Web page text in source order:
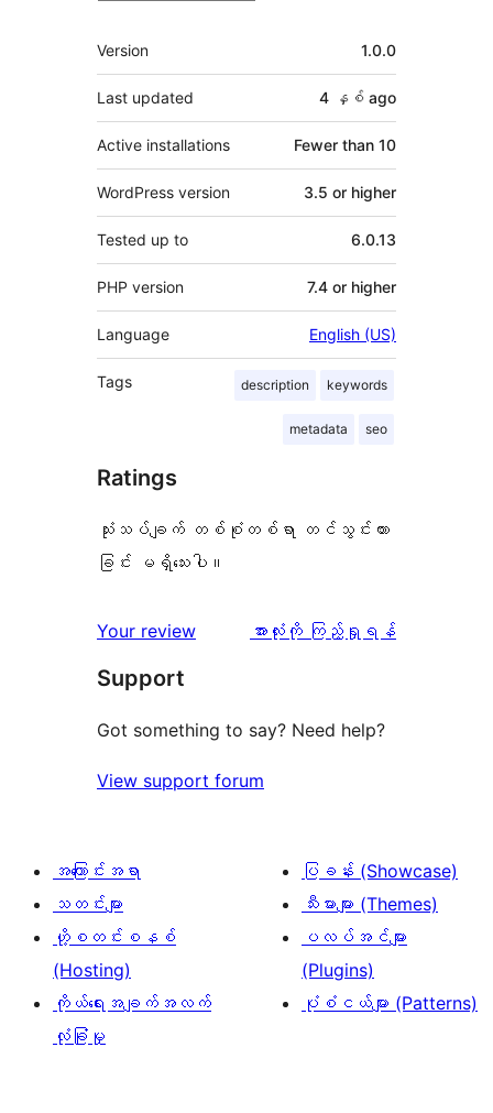
Meta
Version 1.0.0
Last updated 4 နှစ် ago
Active installations Fewer than 10
WordPress version 3.5 or higher
Tested up to 6.0.13
PHP version 7.4 or higher
Language English (US)
Tags description keywords
metadata seo
Ratings
သုံးသပ်ချက် တစ်စုံတစ်ရာ တင်သွင်းထား
ခြင်း မရှိသေးပါ။
Your review
သုံးသပ်
အားလုံးကို ကြည့်ရှုရန်
Support
Got something to say? Need help?
View support forum
အကြောင်းအရာ
သတင်းများ
ဟို့စတင်းစနစ်
(Hosting)
ကိုယ်ရေးအချက်အလက်
လုံခြုံမှု
ပြခန်း (Showcase)
သီးမားများ (Themes)
ပလပ်အင်များ
(Plugins)
ပုံစံငယ်များ (Patterns)